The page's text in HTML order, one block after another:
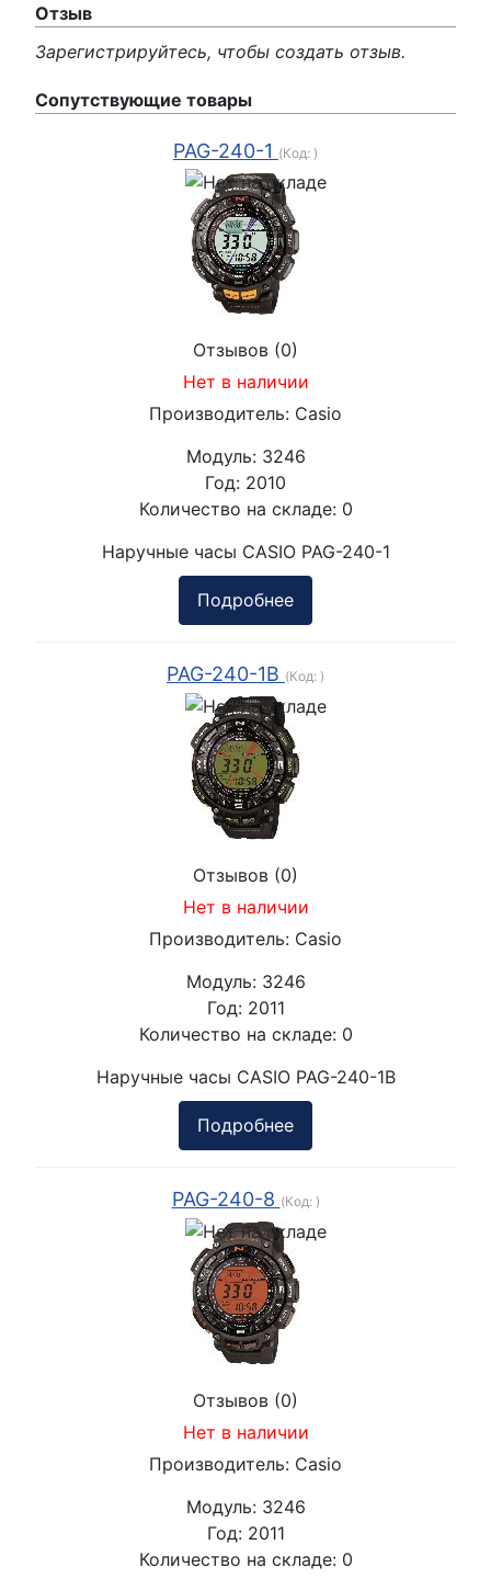
Отзыв
Зарегистрируйтесь, чтобы создать отзыв.
Сопутствующие товары
PAG-240-1 (Код: )
Отзывов (0)
Нет в наличии
Производитель: Casio
Модуль: 3246
Год: 2010
Количество на складе: 0
Наручные часы CASIO PAG-240-1
Подробнее
PAG-240-1B (Код: )
Отзывов (0)
Нет в наличии
Производитель: Casio
Модуль: 3246
Год: 2011
Количество на складе: 0
Наручные часы CASIO PAG-240-1B
Подробнее
PAG-240-8 (Код: )
Отзывов (0)
Нет в наличии
Производитель: Casio
Модуль: 3246
Год: 2011
Количество на складе: 0